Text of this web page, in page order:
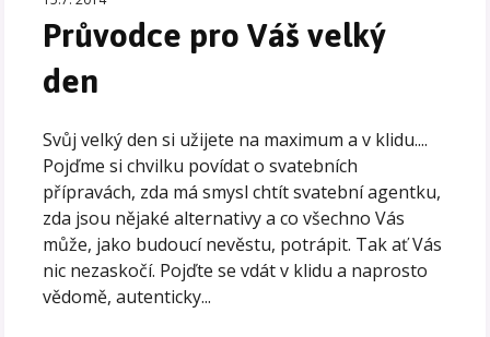
Průvodce pro Váš velký
den
Svůj velký den si užijete na maximum a v klidu....
Pojďme si chvilku povídat o svatebních
přípravách, zda má smysl chtít svatební agentku,
zda jsou nějaké alternativy a co všechno Vás
může, jako budoucí nevěstu, potrápit. Tak ať Vás
nic nezaskočí. Pojďte se vdát v klidu a naprosto
vědomě, autenticky...